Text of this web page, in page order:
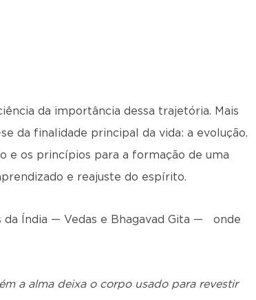
da importância dessa trajetória. Mais
da finalidade principal da vida: a evolução.
e os princípios para a formação de uma
e reajuste do espírito.
Índia — Vedas e Bhagavad Gita —
onde
a alma deixa o corpo usado para revestir